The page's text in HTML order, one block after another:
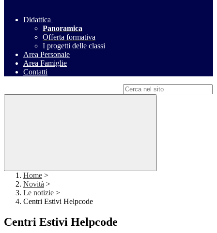
Didattica
Panoramica
Offerta formativa
I progetti delle classi
Area Personale
Area Famiglie
Contatti
Home >
Novità >
Le notizie >
Centri Estivi Helpcode
Centri Estivi Helpcode